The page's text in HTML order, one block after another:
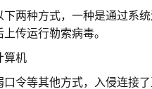
种方式，一种是通过系统
传运行勒索病毒。
机
等其他方式，入侵连接了